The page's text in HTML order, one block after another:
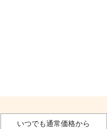
いつでも通常価格から